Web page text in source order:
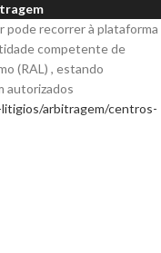
pode recorrer à plataforma
competente de
(RAL) , estando
autorizados
arbitragem/centros-